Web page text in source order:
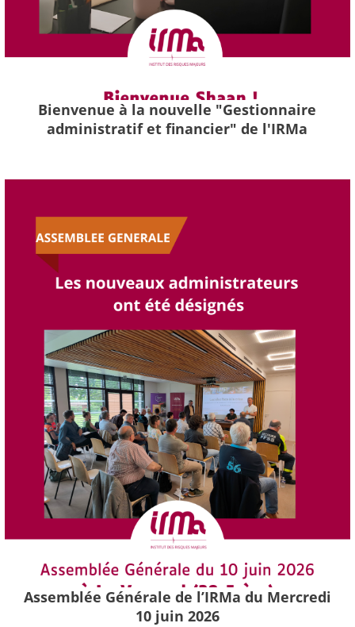
Bienvenue à la nouvelle "Gestionnaire
administratif et financier" de l'IRMa
Assemblée Générale de l’IRMa du Mercredi
10 juin 2026